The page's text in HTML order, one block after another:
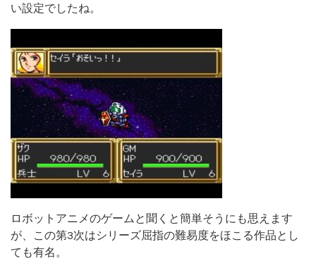
い設定でしたね。
ロボットアニメのゲームと聞くと簡単そうにも思えます
が、この第3次はシリーズ屈指の難易度をほこる作品とし
ても有名。